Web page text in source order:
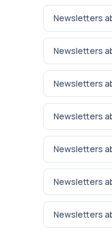
Newsletters
Newsletters
Newsletters
Newsletters
Newsletters
Newsletters
Newsletters